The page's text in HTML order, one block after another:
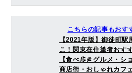
こちらの記事もおす
【2021年版】御徒町駅
こ！関東在住筆者おす
【食べ歩きグルメ・シ
商店街・おしゃれカフ